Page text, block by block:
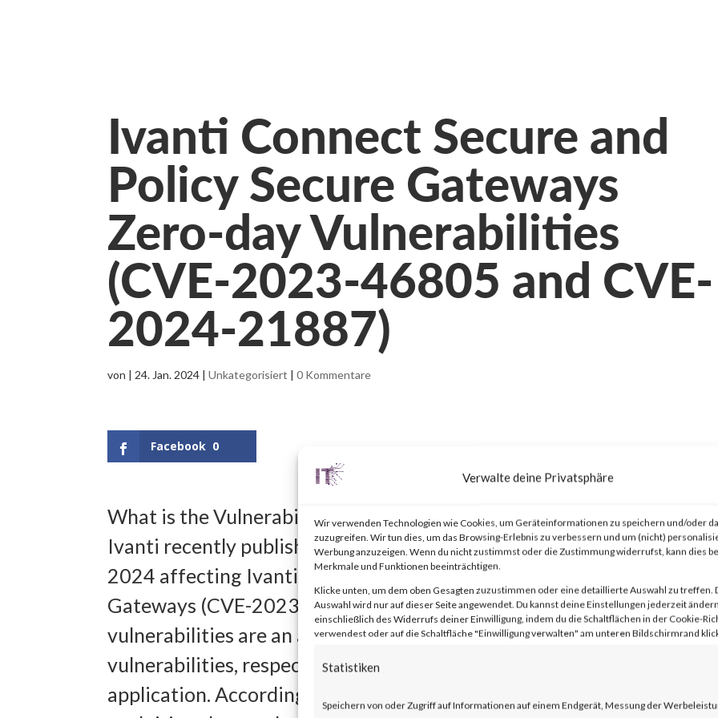
Verwalte deine Privatsphäre
Wir verwenden Technologien wie Cookies, um Geräteinformationen zu speichern und/oder
zuzugreifen. Wir tun dies, um das Browsing-Erlebnis zu verbessern und um (nicht)
Werbung anzuzeigen. Wenn du nicht zustimmst oder die Zustimmung widerrufst, kann dies
Merkmale und Funktionen beeinträchtigen.
Klicke unten, um dem oben Gesagten zuzustimmen oder eine detaillierte Auswahl zu treffen.
Auswahl wird nur auf dieser Seite angewendet. Du kannst deine Einstellungen jederzeit
einschließlich des Widerrufs deiner Einwilligung, indem du die Schaltflächen in der Cookie-
verwendest oder auf die Schaltfläche "Einwilligung verwalten" am unteren Bildschirmrand
Statistiken
Speichern von oder Zugriff auf Informationen auf einem Endgerät, Messung der
Ivanti Connect Secure and
Policy Secure Gateways
Zero-day Vulnerabilities
(CVE-2023-46805 and CVE-
2024-21887)
von | 24. Jan. 2024 |Unkategorisiert |0 Kommentare
Facebook 0
What is the Vulnerability?
Ivanti recently published an advisory on two vulnerabilities on Jan
2024 affecting Ivanti Connect Secure (ICS) and Ivanti Policy Secure
Gateways (CVE-2023-46805 and CVE-2024-21887). The
vulnerabilities are an authentication bypass and command injection
vulnerabilities, respectively in the web component of affected
application. According to the vendor advisory, when chained together,